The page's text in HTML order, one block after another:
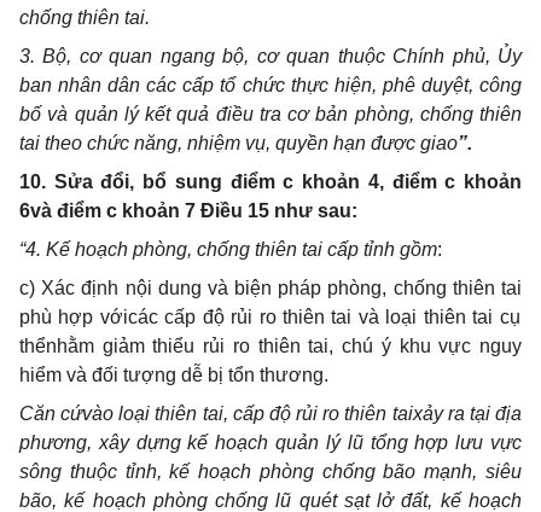
chống thiên tai.
3. Bộ, cơ quan ngang bộ, cơ quan thuộc Chính phủ, Ủy
ban nhân dân các cấp tổ chức thực hiện, phê duyệt, công
bố và quản lý kết quả điều tra cơ bản phòng, chống thiên
tai theo chức năng, nhiệm vụ, quyền hạn được giao”.
10. Sửa đổi, bổ sung điểm c khoản 4, điểm c khoản
6và điểm c khoản 7 Điều 15 như sau:
“4. Kế hoạch phòng, chống thiên tai cấp tỉnh gồm:
c) Xác định nội dung và biện pháp phòng, chống thiên tai
phù hợp vớicác cấp độ rủi ro thiên tai và loại thiên tai cụ
thểnhằm giảm thiểu rủi ro thiên tai, chú ý khu vực nguy
hiểm và đối tượng dễ bị tổn thương.
Căn cứvào loại thiên tai, cấp độ rủi ro thiên taixảy ra tại địa
phương, xây dựng kế hoạch quản lý lũ tổng hợp lưu vực
sông thuộc tỉnh, kế hoạch phòng chống bão mạnh, siêu
bão, kế hoạch phòng chống lũ quét sạt lở đất, kế hoạch